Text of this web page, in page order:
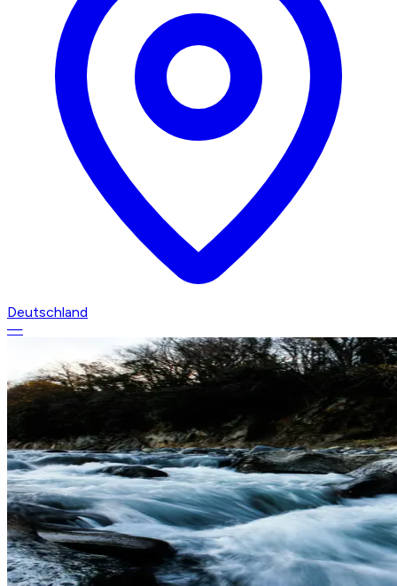
Deutschland
—